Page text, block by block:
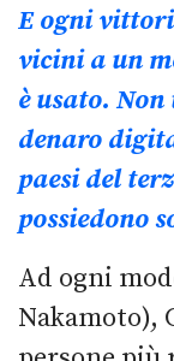
E ogni
vicini a un
è usato.
denaro
paesi del
possiedono
Ad ogni
Nakamoto),